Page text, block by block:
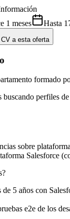
1 meses Hasta
a esta oferta
formado
buscando perfiles
sobre
Salesforce
de 5 años con
e2e de los